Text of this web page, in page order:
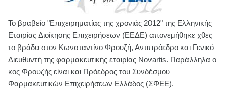
Το βραβείο "Επιχειρηματίας της χρονιάς 2012" της Ελληνικής
Εταιρίας Διοίκησης Επιχειρήσεων (ΕΕΔΕ) απονεμήθηκε χθες
το βράδυ στον Κωνσταντίνο Φρουζή, Αντιπρόεδρο και Γενικό
Διευθυντή της φαρμακευτικής εταιρίας Novartis. Παράλληλα ο
κος Φρουζής είναι και Πρόεδρος του Συνδέσμου
Φαρμακευτικών Επιχειρήσεων Ελλάδος (ΣΦΕΕ).